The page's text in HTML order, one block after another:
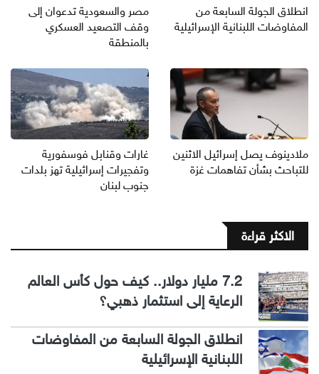
انطلاق الجولة السابعة من
المفاوضات اللبنانية الإسرائيلية
مصر والسعودية تدعوان إلى
وقف التصعيد العسكري
بالمنطقة
ملادينوف يصل إسرائيل الاثنين
للتباحث بشأن تفاهمات غزة
غارات وقنابل فوسفورية
وتفجيرات إسرائيلية تهز بلدات
جنوب لبنان
الاكثر قراءة
7.2 مليار دولار.. كيف حول كأس العالم
الرعاية إلى استثمار ذهبي؟
انطلاق الجولة السابعة من المفاوضات
اللبنانية الإسرائيلية